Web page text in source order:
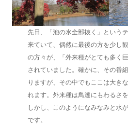
先日、「池の水全部抜く」という
来ていて、偶然に最後の方を少し
の方々が、「外来種がとても多く
されていました。確かに、その番
りますが、その中でもここは大き
れます。外来種は鳥達にもわるさ
しかし、このようになみなみと水
です。